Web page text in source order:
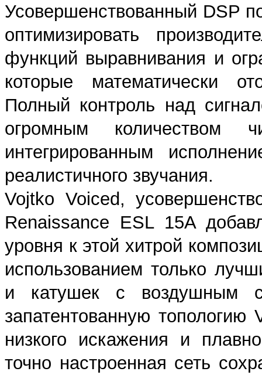
Усовершенствованный DSP
оптимизировать
функций выравнивания и
которые математически
Полный контроль над
огромным количеством
интегрированным
реалистичного звучания.
Vojtko Voiced,
Renaissance ESL 15A
уровня к этой хитрой
использованием только
и катушек с воздушным
запатентованную
низкого искажения и
точно настроенная сеть